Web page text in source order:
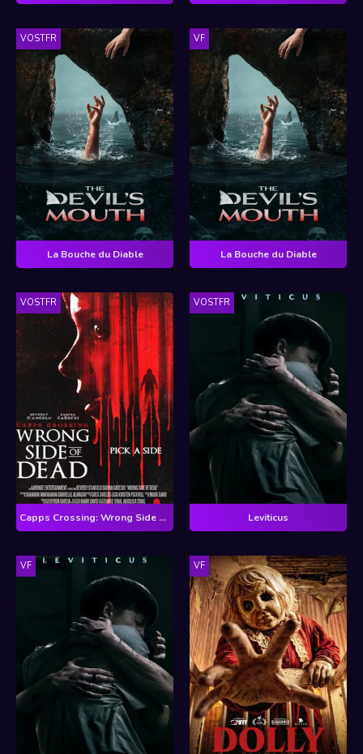
VOSTFR
La Bouche du Diable
VF
La Bouche du Diable
VOSTFR
Capps Crossing: Wrong Side of Dead
VOSTFR
Leviticus
VF VF